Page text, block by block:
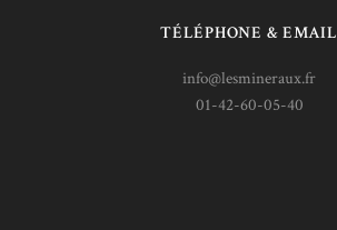
TÉLÉPHONE & EMAIL
info@lesmineraux.fr
01-42-60-05-40